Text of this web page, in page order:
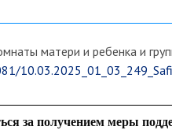
матери и ребенка и
за получением меры